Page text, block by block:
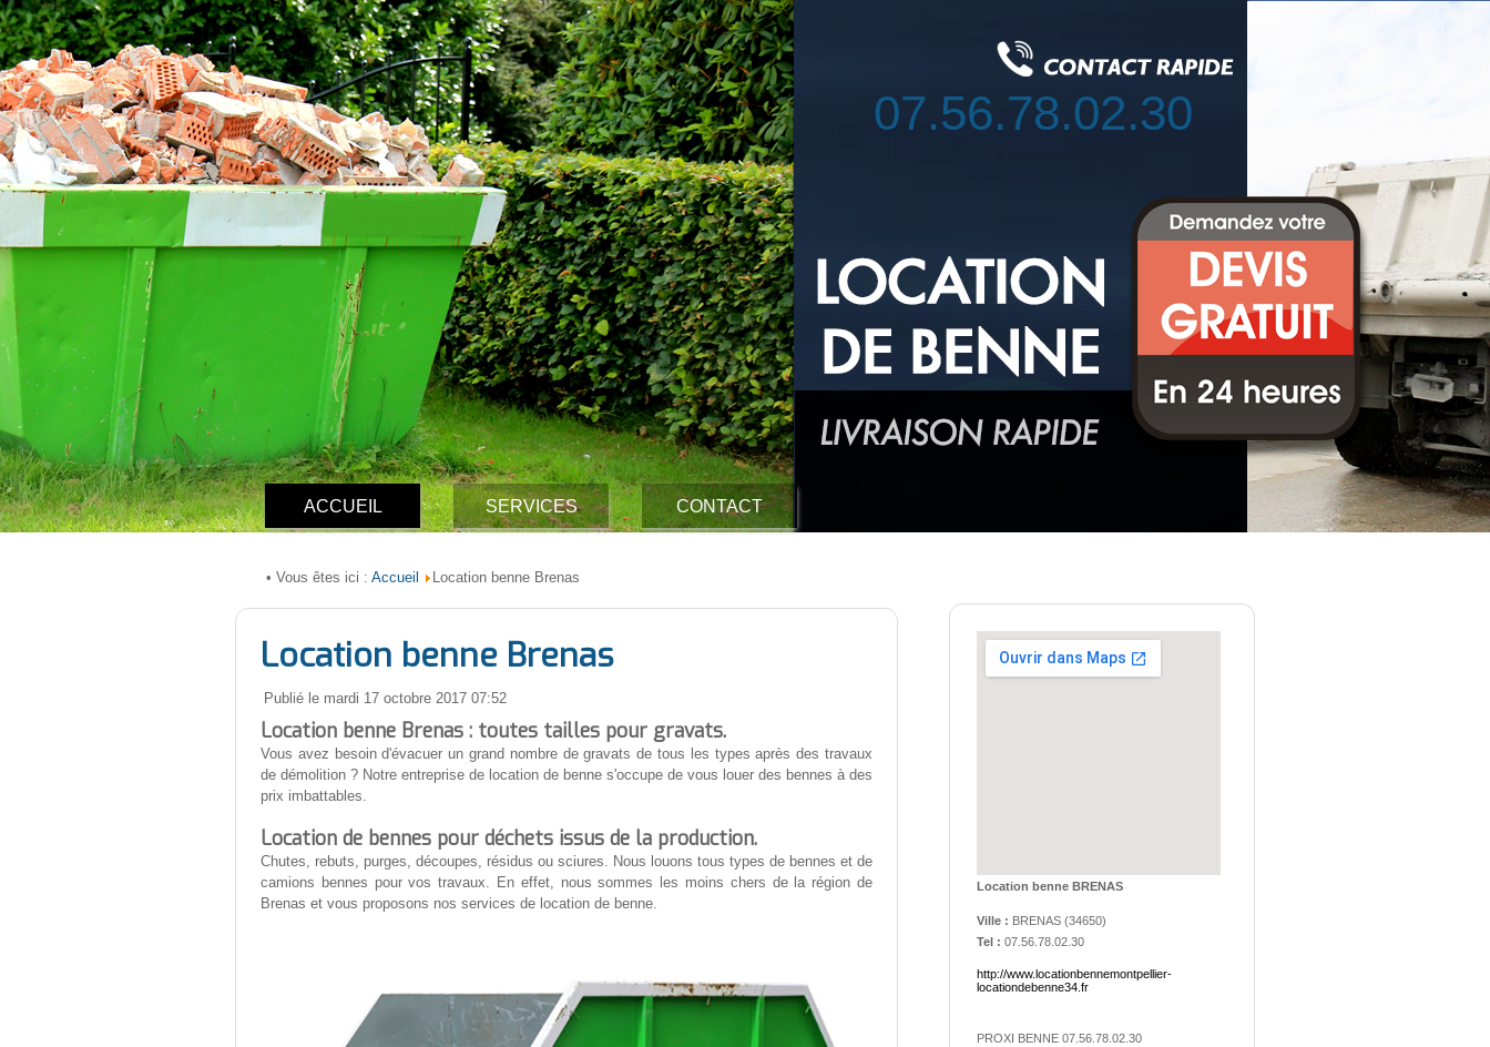
07.56.78.02.30
ACCUEIL SERVICES CONTACT
• Vous êtes ici : Accueil Location benne Brenas
Location benne Brenas
Publié le mardi 17 octobre 2017 07:52
Location benne Brenas : toutes tailles pour gravats.
Vous avez besoin d'évacuer un grand nombre de gravats de tous les types après des travaux
de démolition ? Notre entreprise de location de benne s'occupe de vous louer des bennes à des
prix imbattables.
Location de bennes pour déchets issus de la production.
Chutes, rebuts, purges, découpes, résidus ou sciures. Nous louons tous types de bennes et de
camions bennes pour vos travaux. En effet, nous sommes les moins chers de la région de
Brenas et vous proposons nos services de location de benne.
Location benne BRENAS
Ville : BRENAS (34650)
Tel : 07.56.78.02.30
http://www.locationbennemontpellier-
locationdebenne34.fr
PROXI BENNE 07.56.78.02.30